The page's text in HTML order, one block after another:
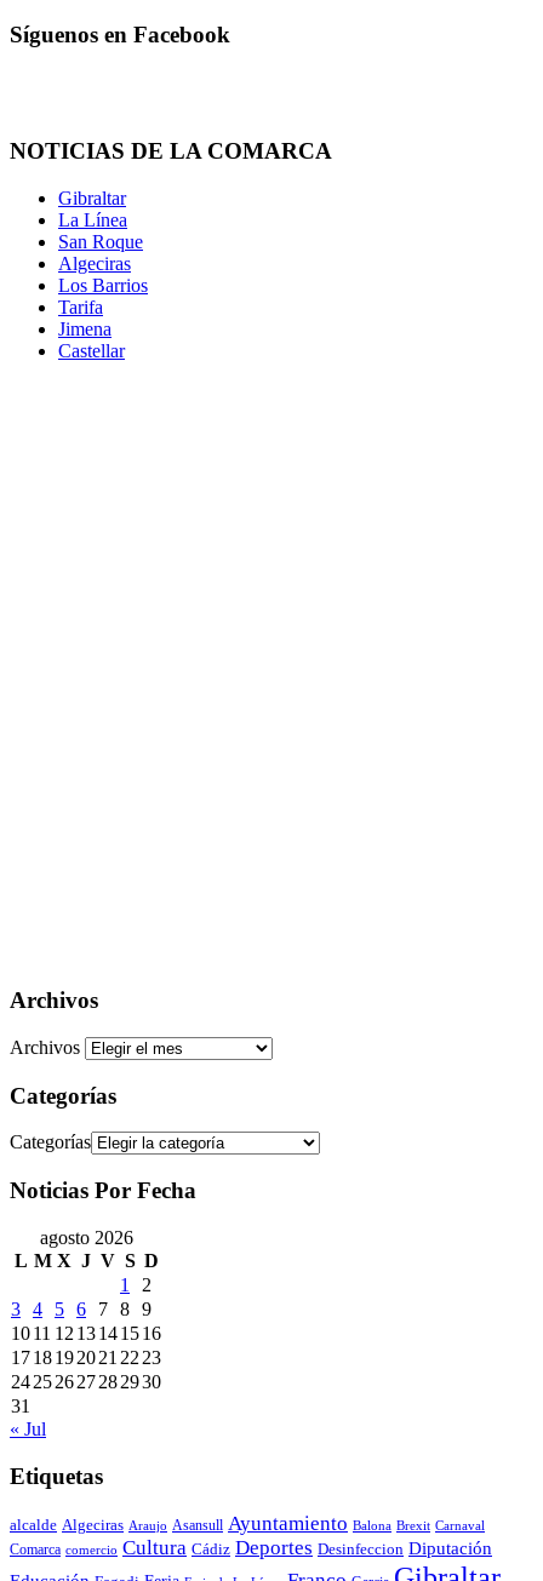
Síguenos en Facebook
NOTICIAS DE LA COMARCA
Gibraltar
La Línea
San Roque
Algeciras
Los Barrios
Tarifa
Jimena
Castellar
Archivos
Archivos
Categorías
Categorías
Noticias Por Fecha
agosto 2026
L M X J V S D
1
2
3 4 5 6 7 8 9
1011 12 13141516
1718192021 22 23
24252627282930
31
« Jul
Etiquetas
alcalde Algeciras Araujo Asansull Ayuntamiento Balona Brexit Carnaval
Comarca comercio Cultura Cádiz Deportes Desinfeccion Diputación